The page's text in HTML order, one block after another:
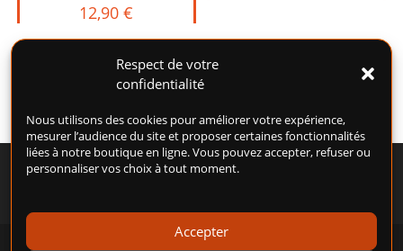
Respect de votre
confidentialité
Nous utilisons des cookies pour améliorer votre expérience,
mesurer l’audience du site et proposer certaines fonctionnalités
liées à notre boutique en ligne. Vous pouvez accepter, refuser ou
personnaliser vos choix à tout moment.
Accepter
12,90€
POLITIQUE DE COOKIES (UE)